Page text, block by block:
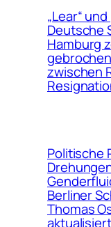
„Lear“
Deutsche
Hamburg
zwischen
Politische
Berliner
Thomas